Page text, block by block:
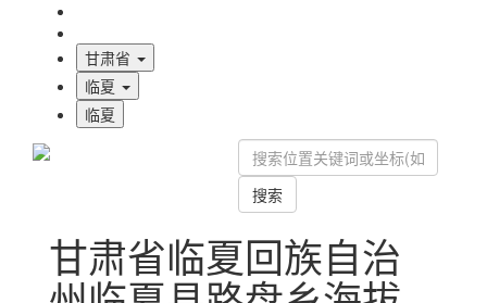
甘肃省
临夏
临夏
搜索
甘肃省临夏回族自治